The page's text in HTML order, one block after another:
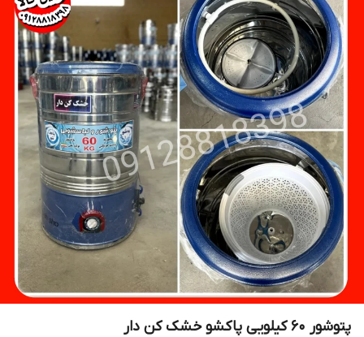
پتوشور ۶۰ کیلویی پاکشو خشک کن دار